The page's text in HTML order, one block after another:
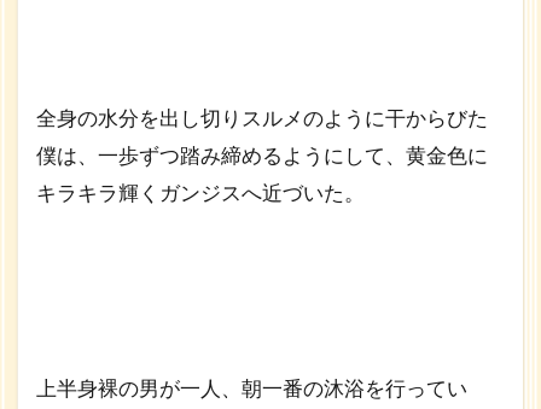
全身の水分を出し切りスルメのように干からびた
僕は、一歩ずつ踏み締めるようにして、黄金色に
キラキラ輝くガンジスへ近づいた。
上半身裸の男が一人、朝一番の沐浴を行ってい